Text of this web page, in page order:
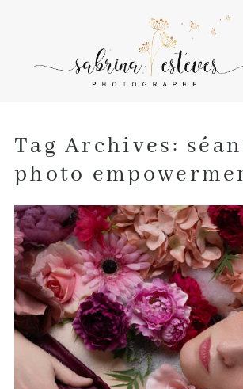
Tag Archives:
photo
SÉANCE PHOTO
POURQUOI CHAQUE
SA SÉANCE